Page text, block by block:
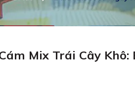
Mix Trái Cây Khô: